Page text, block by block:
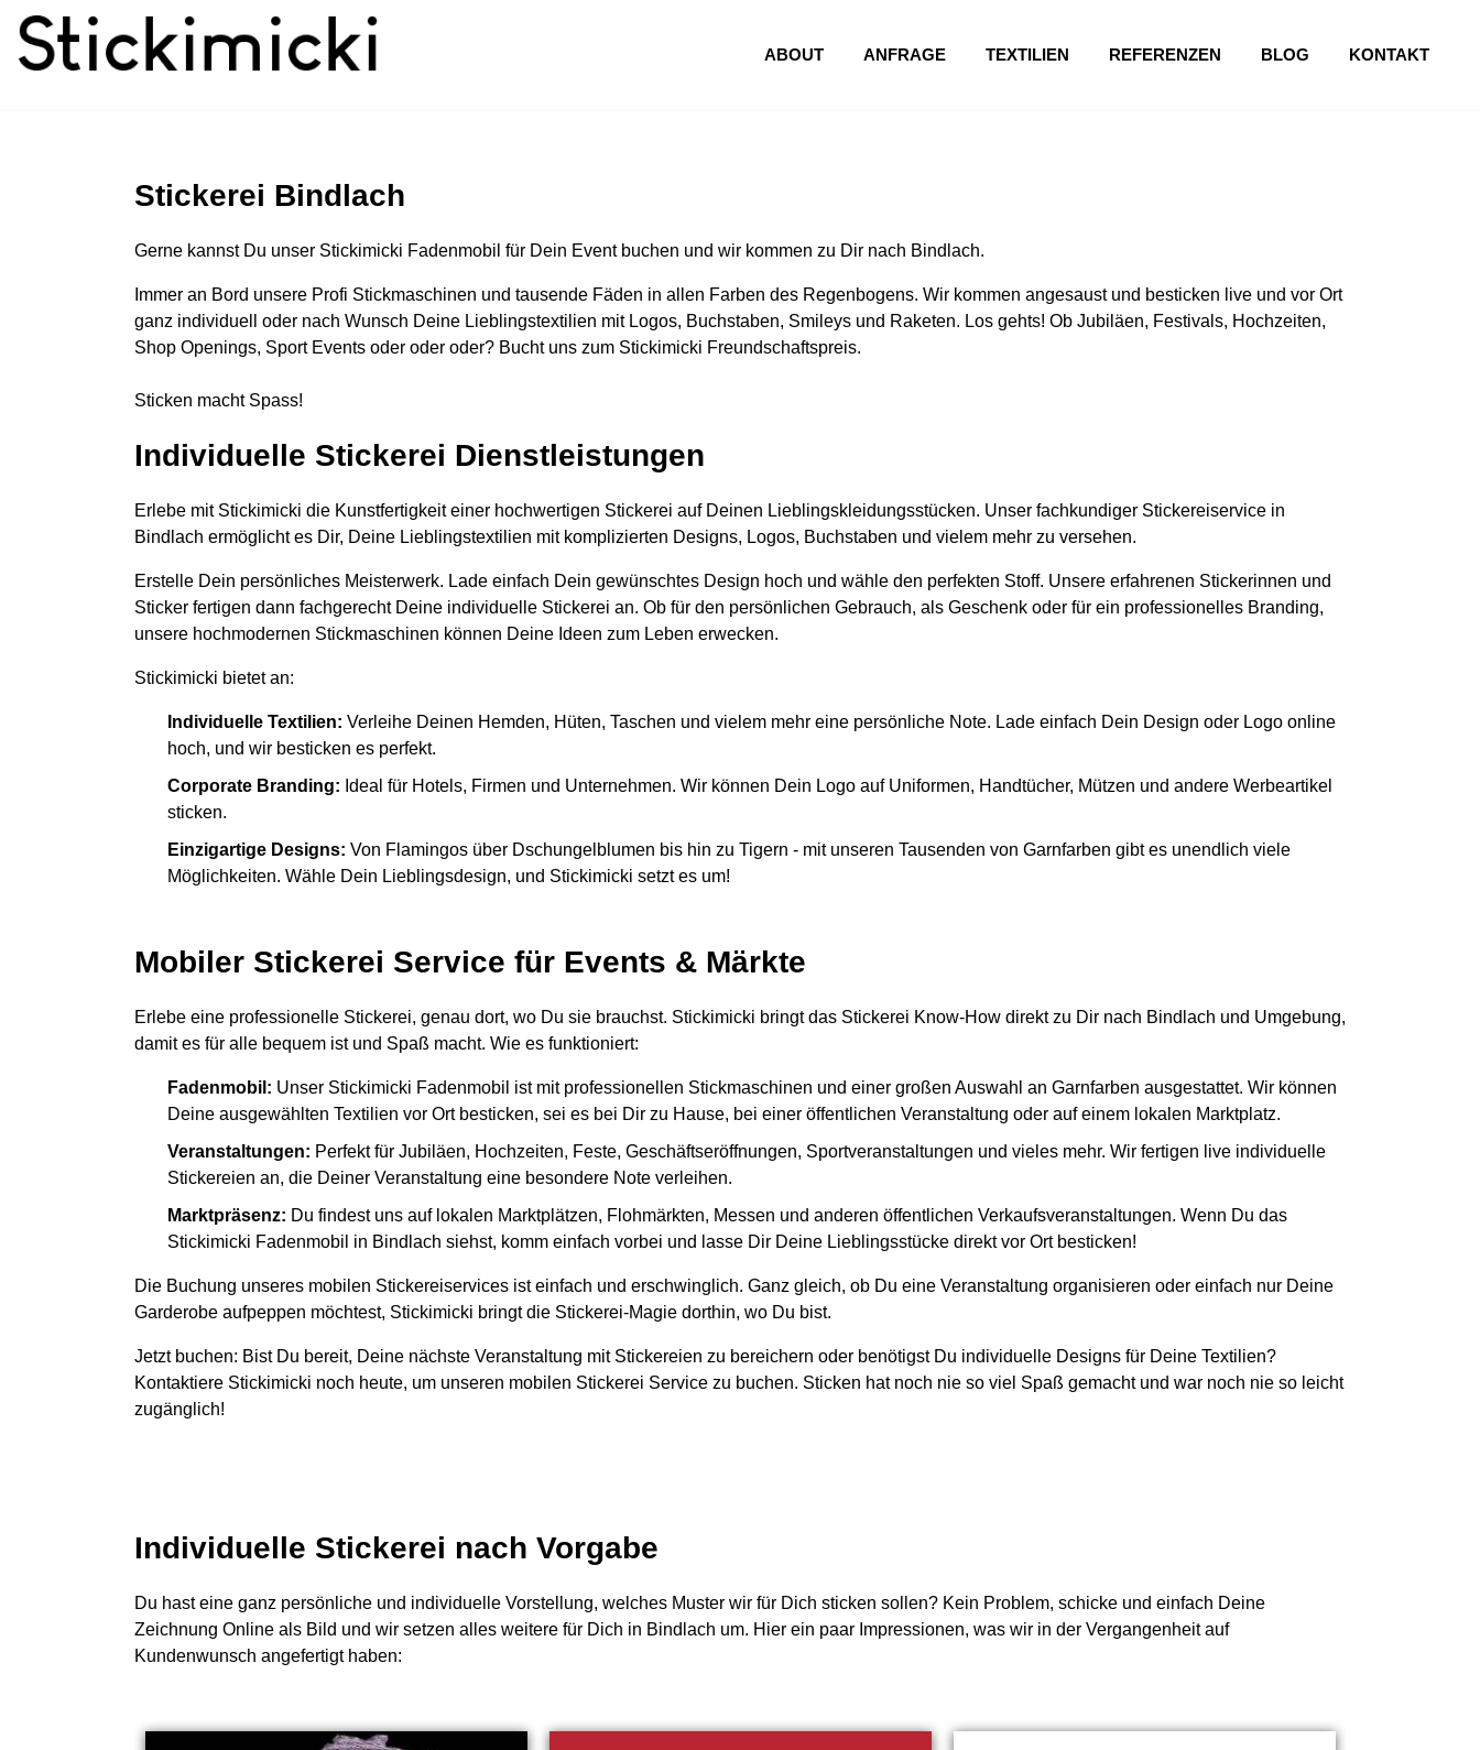
ABOUT ANFRAGE TEXTILIEN REFERENZEN BLOG KONTAKT
Stickerei Bindlach
Gerne kannst Du unser Stickimicki Fadenmobil für Dein Event buchen und wir kommen zu Dir nach Bindlach.
Immer an Bord unsere Profi Stickmaschinen und tausende Fäden in allen Farben des Regenbogens. Wir kommen angesaust und besticken live und vor Ort
ganz individuell oder nach Wunsch Deine Lieblingstextilien mit Logos, Buchstaben, Smileys und Raketen. Los gehts! Ob Jubiläen, Festivals, Hochzeiten,
Shop Openings, Sport Events oder oder oder? Bucht uns zum Stickimicki Freundschaftspreis.
Sticken macht Spass!
Individuelle Stickerei Dienstleistungen
Erlebe mit Stickimicki die Kunstfertigkeit einer hochwertigen Stickerei auf Deinen Lieblingskleidungsstücken. Unser fachkundiger Stickereiservice in
Bindlach ermöglicht es Dir, Deine Lieblingstextilien mit komplizierten Designs, Logos, Buchstaben und vielem mehr zu versehen.
Erstelle Dein persönliches Meisterwerk. Lade einfach Dein gewünschtes Design hoch und wähle den perfekten Stoff. Unsere erfahrenen Stickerinnen und
Sticker fertigen dann fachgerecht Deine individuelle Stickerei an. Ob für den persönlichen Gebrauch, als Geschenk oder für ein professionelles Branding,
unsere hochmodernen Stickmaschinen können Deine Ideen zum Leben erwecken.
Stickimicki bietet an:
Individuelle Textilien: Verleihe Deinen Hemden, Hüten, Taschen und vielem mehr eine persönliche Note. Lade einfach Dein Design oder Logo online
hoch, und wir besticken es perfekt.
Corporate Branding: Ideal für Hotels, Firmen und Unternehmen. Wir können Dein Logo auf Uniformen, Handtücher, Mützen und andere Werbeartikel
sticken.
Einzigartige Designs: Von Flamingos über Dschungelblumen bis hin zu Tigern - mit unseren Tausenden von Garnfarben gibt es unendlich viele
Möglichkeiten. Wähle Dein Lieblingsdesign, und Stickimicki setzt es um!
Mobiler Stickerei Service für Events & Märkte
Erlebe eine professionelle Stickerei, genau dort, wo Du sie brauchst. Stickimicki bringt das Stickerei Know-How direkt zu Dir nach Bindlach und Umgebung,
damit es für alle bequem ist und Spaß macht. Wie es funktioniert:
Fadenmobil: Unser Stickimicki Fadenmobil ist mit professionellen Stickmaschinen und einer großen Auswahl an Garnfarben ausgestattet. Wir können
Deine ausgewählten Textilien vor Ort besticken, sei es bei Dir zu Hause, bei einer öffentlichen Veranstaltung oder auf einem lokalen Marktplatz.
Veranstaltungen: Perfekt für Jubiläen, Hochzeiten, Feste, Geschäftseröffnungen, Sportveranstaltungen und vieles mehr. Wir fertigen live individuelle
Stickereien an, die Deiner Veranstaltung eine besondere Note verleihen.
Marktpräsenz: Du findest uns auf lokalen Marktplätzen, Flohmärkten, Messen und anderen öffentlichen Verkaufsveranstaltungen. Wenn Du das
Stickimicki Fadenmobil in Bindlach siehst, komm einfach vorbei und lasse Dir Deine Lieblingsstücke direkt vor Ort besticken!
Die Buchung unseres mobilen Stickereiservices ist einfach und erschwinglich. Ganz gleich, ob Du eine Veranstaltung organisieren oder einfach nur Deine
Garderobe aufpeppen möchtest, Stickimicki bringt die Stickerei-Magie dorthin, wo Du bist.
Jetzt buchen: Bist Du bereit, Deine nächste Veranstaltung mit Stickereien zu bereichern oder benötigst Du individuelle Designs für Deine Textilien?
Kontaktiere Stickimicki noch heute, um unseren mobilen Stickerei Service zu buchen. Sticken hat noch nie so viel Spaß gemacht und war noch nie so leicht
zugänglich!
Individuelle Stickerei nach Vorgabe
Du hast eine ganz persönliche und individuelle Vorstellung, welches Muster wir für Dich sticken sollen? Kein Problem, schicke und einfach Deine
Zeichnung Online als Bild und wir setzen alles weitere für Dich in Bindlach um. Hier ein paar Impressionen, was wir in der Vergangenheit auf
Kundenwunsch angefertigt haben: